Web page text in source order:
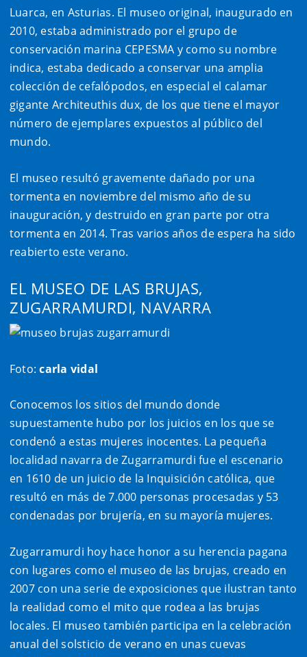
Luarca, en Asturias. El museo original, inaugurado en
2010, estaba administrado por el grupo de
conservación marina CEPESMA y como su nombre
indica, estaba dedicado a conservar una amplia
colección de cefalópodos, en especial el calamar
gigante Architeuthis dux, de los que tiene el mayor
número de ejemplares expuestos al público del
mundo.
El museo resultó gravemente dañado por una
tormenta en noviembre del mismo año de su
inauguración, y destruido en gran parte por otra
tormenta en 2014. Tras varios años de espera ha sido
reabierto este verano.
EL MUSEO DE LAS BRUJAS,
ZUGARRAMURDI, NAVARRA
Foto:carla vidal
Conocemos los sitios del mundo donde
supuestamente hubo por los juicios en los que se
condenó a estas mujeres inocentes. La pequeña
localidad navarra de Zugarramurdi fue el escenario
en 1610 de un juicio de la Inquisición católica, que
resultó en más de 7.000 personas procesadas y 53
condenadas por brujería, en su mayoría mujeres.
Zugarramurdi hoy hace honor a su herencia pagana
con lugares como el museo de las brujas, creado en
2007 con una serie de exposiciones que ilustran tanto
la realidad como el mito que rodea a las brujas
locales. El museo también participa en la celebración
anual del solsticio de verano en unas cuevas